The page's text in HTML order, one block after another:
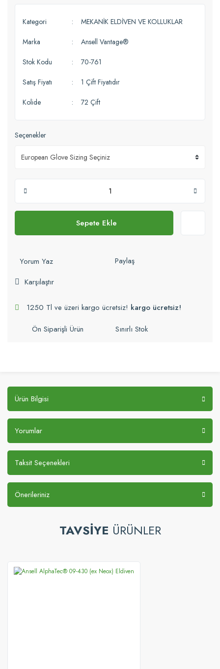
Kategori MEKANİK ELDİVEN VE KOLLUKLAR
Marka Ansell Vantage®
Stok Kodu 70-761
Satış Fiyatı 1 Çift Fiyatıdır
Kolide 72 Çift
Seçenekler
Sepete Ekle
Yorum Yaz
Paylaş
Karşılaştır
1250 Tl ve üzeri kargo ücretsiz! kargo ücretsiz!
Ön Siparişli Ürün
Sınırlı Stok
Ürün Bilgisi
Yorumlar
Taksit Seçenekleri
Önerileriniz
TAVSİYE ÜRÜNLER